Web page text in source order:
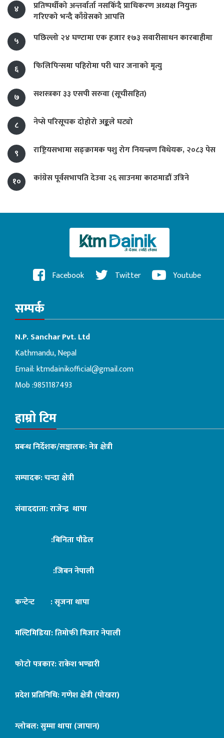
४
प्रतिष्पर्धीको अन्तर्वार्ता नसकिँदै प्राधिकरण अध्यक्ष नियुक्त
गरिएको भन्दै काँग्रेसको आपत्ति
५
पछिल्लो २४ घण्टामा एक हजार १७३ सवारीसाधन कारबाहीमा
६ फिलिपिन्समा पहिरोमा परी चार जनाको मृत्यु
७ सशस्त्रका ३३ एसपी सरुवा (सूचीसहित)
८ नेप्से परिसूचक दोहोरो अङ्कले घट्यो
९ राष्ट्रियसभामा सङ्क्रामक पशु रोग नियन्त्रण विधेयक, २०८३ पेस
१० कांग्रेस पूर्वसभापति देउवा २६ साउनमा काठमाडौं उत्रिने
Facebook Twitter Youtube
सम्पर्क
N.P. Sanchar Pvt. Ltd
Kathmandu, Nepal
Email:ktmdainikofficial@gmail.com
Mob :9851187493
हाम्रो टिम
प्रबन्ध निर्देशक/सञ्चालक: नेत्र क्षेत्री
सम्पादक: चन्दा क्षेत्री
संवाददाता: राजेन्द्र थापा
:बिनिता पौडेल
:जिबन नेपाली
कन्टेन्ट : सृजना थापा
मल्टिमिडिया: तिमोफी मिजार नेपाली
फोटो पत्रकार: राकेश भण्डारी
प्रदेश प्रतिनिधि: गणेश क्षेत्री (पोखरा)
ग्लोबल: सुम्मा थापा (जापान)